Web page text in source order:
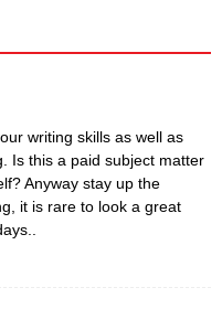
writing skills as well as
Is this a paid subject matter
Anyway stay up the
it is rare to look a great